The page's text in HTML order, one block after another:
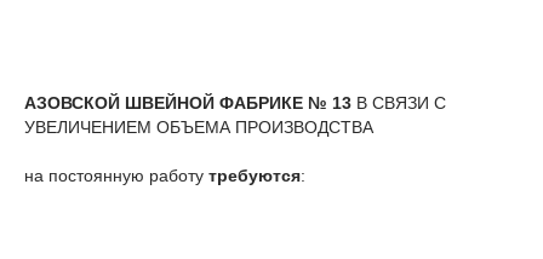
АЗОВСКОЙ ШВЕЙНОЙ ФАБРИКЕ № 13 В СВЯЗИ С
УВЕЛИЧЕНИЕМ ОБЪЕМА ПРОИЗВОДСТВА
на постоянную работу требуются: